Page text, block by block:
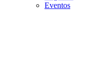
Eventos